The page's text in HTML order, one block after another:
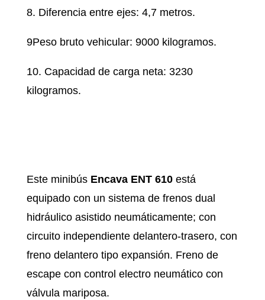
8. Diferencia entre ejes: 4,7 metros.
9Peso bruto vehicular: 9000 kilogramos.
10. Capacidad de carga neta: 3230
kilogramos.
Este minibús Encava ENT 610está
equipado con un sistema de frenos dual
hidráulico asistido neumáticamente; con
circuito independiente delantero-trasero, con
freno delantero tipo expansión. Freno de
escape con control electro neumático con
válvula mariposa.